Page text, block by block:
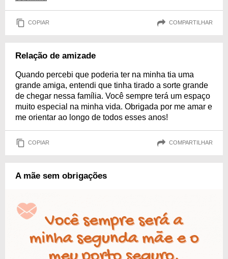
COPIAR COMPARTILHAR
Relação de amizade
Quando percebi que poderia ter na minha tia uma
grande amiga, entendi que tinha tirado a sorte grande
de chegar nessa família. Você sempre terá um espaço
muito especial na minha vida. Obrigada por me amar e
me orientar ao longo de todos esses anos!
COPIAR COMPARTILHAR
A mãe sem obrigações